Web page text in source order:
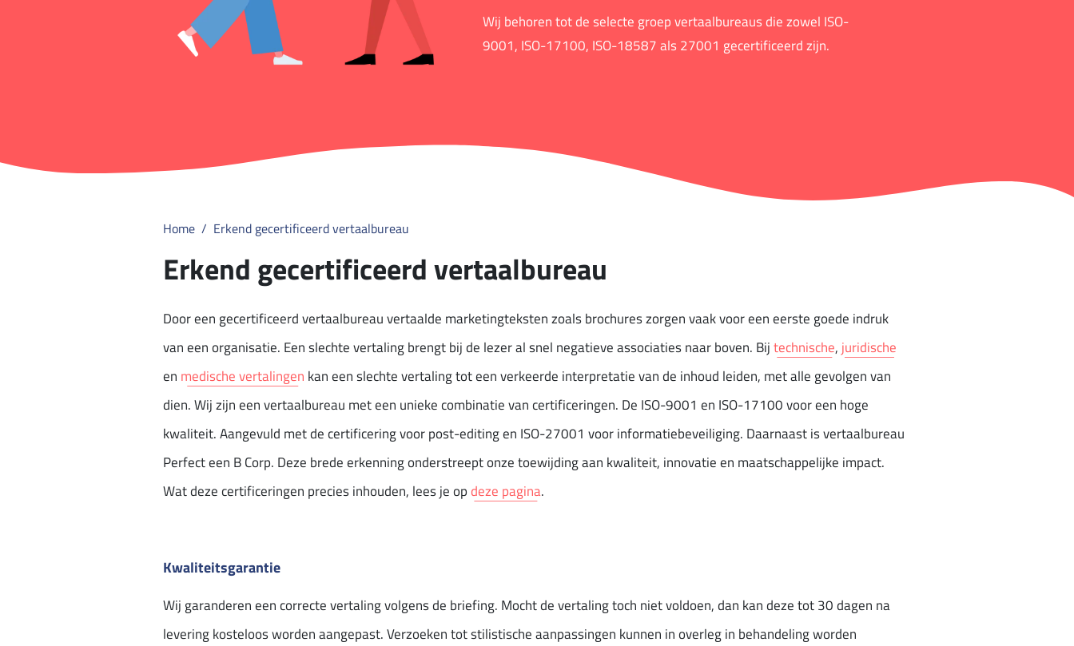
Wij behoren tot de selecte groep vertaalbureaus die zowel ISO-
9001, ISO-17100, ISO-18587 als 27001 gecertificeerd zijn.
Home Erkend gecertificeerd vertaalbureau
Erkend gecertificeerd vertaalbureau
Door een gecertificeerd vertaalbureau vertaalde marketingteksten zoals brochures zorgen vaak voor een eerste goede indruk
van een organisatie. Een slechte vertaling brengt bij de lezer al snel negatieve associaties naar boven. Bijtechnische,juridische
en medische vertalingen kan een slechte vertaling tot een verkeerde interpretatie van de inhoud leiden, met alle gevolgen van
dien. Wij zijn een vertaalbureau met een unieke combinatie van certificeringen. De ISO-9001 en ISO-17100 voor een hoge
kwaliteit. Aangevuld met de certificering voor post-editing en ISO-27001 voor informatiebeveiliging. Daarnaast is vertaalbureau
Perfect een B Corp. Deze brede erkenning onderstreept onze toewijding aan kwaliteit, innovatie en maatschappelijke impact.
Wat deze certificeringen precies inhouden, lees je op deze pagina.
Kwaliteitsgarantie
Wij garanderen een correcte vertaling volgens de briefing. Mocht de vertaling toch niet voldoen, dan kan deze tot 30 dagen na
levering kosteloos​ worden aangepast​. Verzoeken tot stilistische aanpassingen kunnen in overleg in behandeling worden